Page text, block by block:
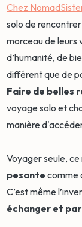
Chez
solo de
morceau de leurs
d’humanité, de
différent que de
Faire de belles
voyage solo et
manière
Voyager seule, ce
pesantecomme
C’est même
échanger et